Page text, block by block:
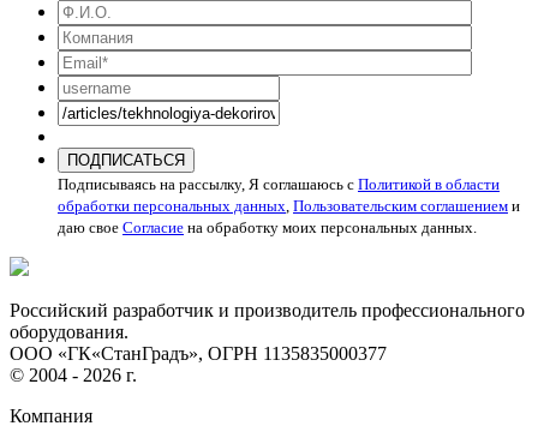
ПОДПИСАТЬСЯ
Подписываясь на рассылку, Я соглашаюсь с Политикой в области
обработки персональных данных Пользовательским соглашением и
даю свое Согласие на обработку моих персональных данных.
Российский разработчик и производитель профессионального
оборудования.
ООО «ГК«СтанГрадъ», ОГРН 1135835000377
© 2004 - 2026 г.
Компания